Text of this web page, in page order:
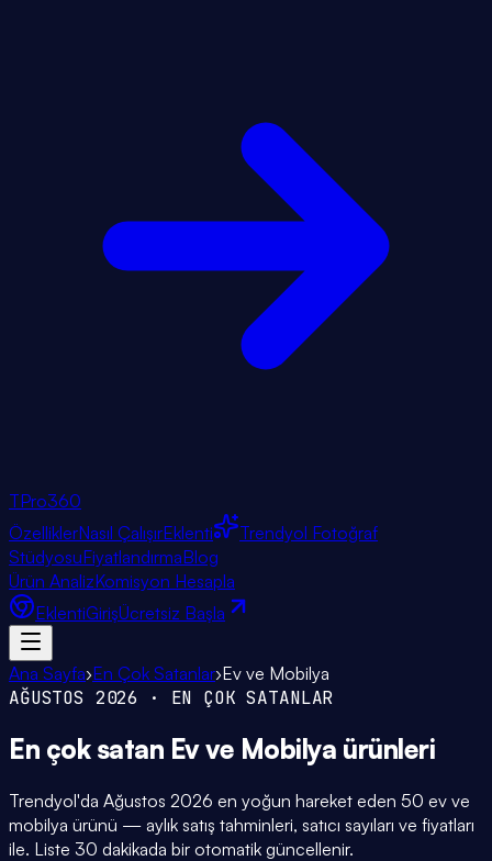
TPro360
ÖzelliklerNasıl ÇalışırEklenti
Trendyol Fotoğraf
StüdyosuFiyatlandırmaBlog
Ürün AnalizKomisyon Hesapla
EklentiGirişÜcretsiz Başla
Ana Sayfa›En Çok Satanlar›Ev ve Mobilya
AĞUSTOS 2026 · EN ÇOK SATANLAR
En çok satan Ev ve Mobilya ürünleri
Trendyol'da Ağustos 2026 en yoğun hareket eden 50 ev ve
mobilya ürünü — aylık satış tahminleri, satıcı sayıları ve fiyatları
ile. Liste 30 dakikada bir otomatik güncellenir.